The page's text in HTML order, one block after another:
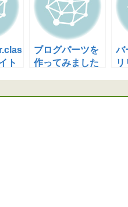
"× × × × ○ × × ×" :
"× × × × × ○ × ×" :
"× × × × × × ○ ×" :
"× × × × × × × ○" :
"|---| | | | |
ト
ブログパーツを
作ってみました
バ
リ